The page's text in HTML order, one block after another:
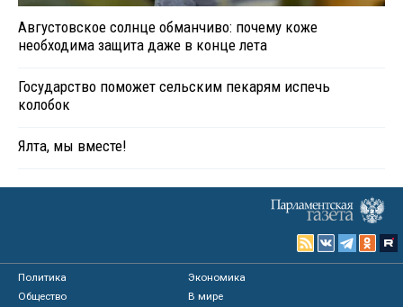
Августовское солнце обманчиво: почему коже
необходима защита даже в конце лета
Государство поможет сельским пекарям испечь
колобок
Ялта, мы вместе!
Политика
Экономика
Общество
В мире